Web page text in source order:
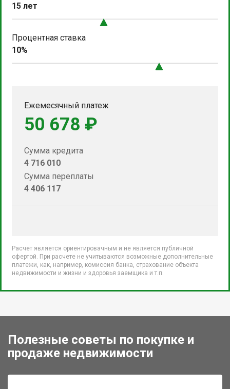
15 лет
Процентная ставка
10%
Ежемесячный платеж
50 678 ₽
Сумма кредита
4 716 010
Сумма переплаты
4 406 117
Расчет является ориентировачным и не является публичной
офертой. При расчете не учитываются возможные дополнительные
платежи, как, например, комиссия банка, страхование объекта
недвижимости и жизни и здоровья заемщика и т.п.
Полезные советы по покупке и
продаже недвижимости